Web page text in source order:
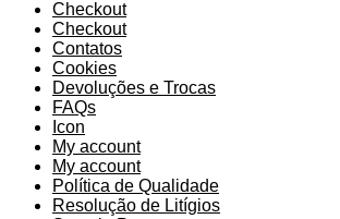
Checkout
Checkout
Contatos
Cookies
Devoluções e Trocas
FAQs
Icon
My account
My account
Política de Qualidade
Resolução de Litígios